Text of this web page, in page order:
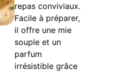
repas conviviaux.
Facile à préparer,
il offre une mie
souple et un
parfum
irrésistible grâce